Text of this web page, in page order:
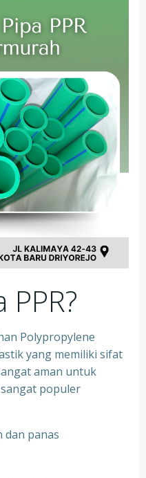
Polypropylene
yang memiliki sifat
aman untuk
populer
dan panas